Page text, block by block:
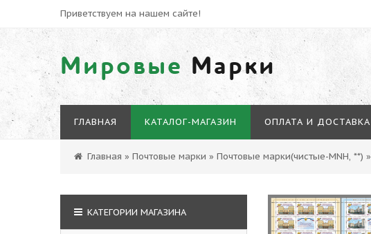
Приветствуем на нашем сайте!
Мировые Марки
ГЛАВНАЯ КАТАЛОГ-МАГАЗИН ОПЛАТА И ДОСТАВКА
Главная » Почтовые марки » Почтовые марки(чистые-MNH, **) »
КАТЕГОРИИ МАГАЗИНА